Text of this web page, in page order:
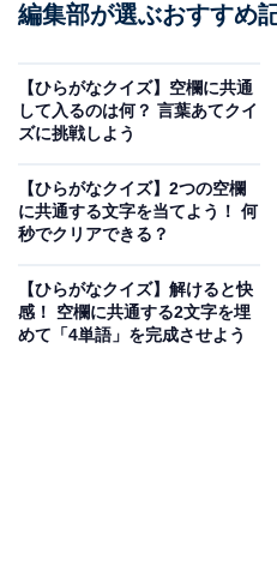
編集部が選ぶおすすめ
【ひらがなクイズ】空欄に共通
して入るのは何？ 言葉あてクイ
ズに挑戦しよう
【ひらがなクイズ】2つの空欄
に共通する文字を当てよう！ 何
秒でクリアできる？
【ひらがなクイズ】解けると快
感！ 空欄に共通する2文字を埋
めて「4単語」を完成させよう